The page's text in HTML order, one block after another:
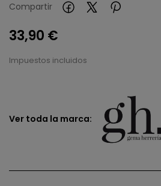
Compartir
33,90 €
Impuestos incluidos
Ver toda la marca: